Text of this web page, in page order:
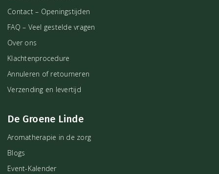
Contact – Openingstijden
FAQ – Veel gestelde vragen
Over ons
Klachtenprocedure
Annuleren of retourneren
Verzending en levertijd
De Groene Linde
Aromatherapie in de zorg
Blogs
Event-Kalender